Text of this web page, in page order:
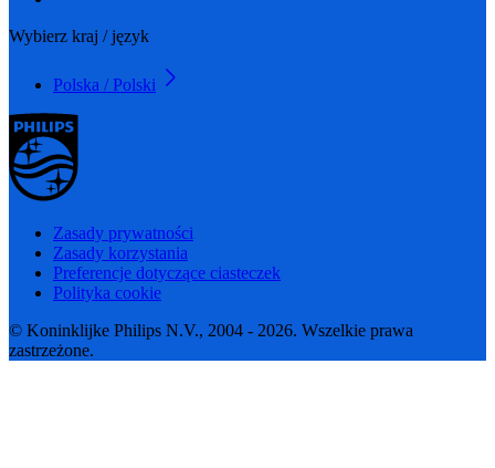
Wybierz kraj / język
Polska / Polski
Zasady prywatności
Zasady korzystania
Preferencje dotyczące ciasteczek
Polityka cookie
© Koninklijke Philips N.V., 2004 - 2026. Wszelkie prawa
zastrzeżone.